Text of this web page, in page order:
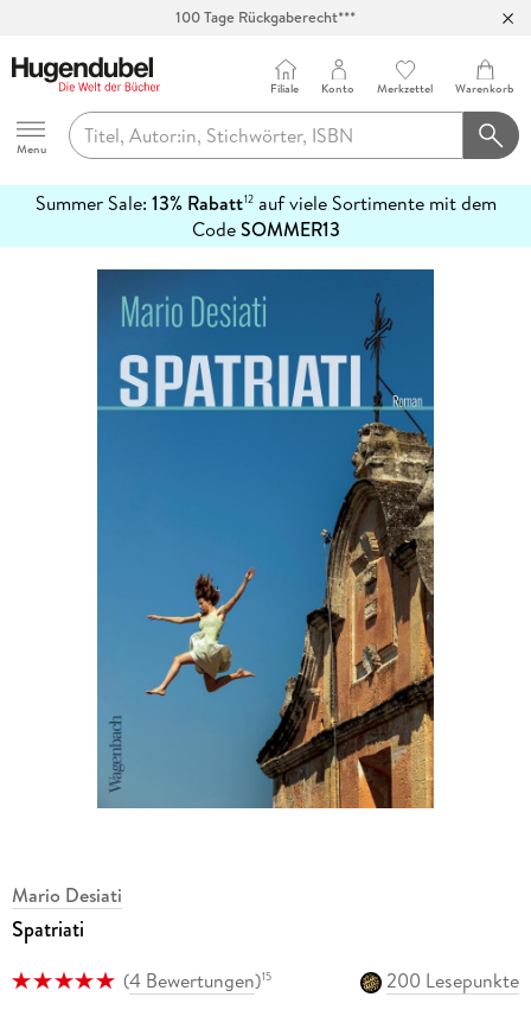
100 Tage Rückgaberecht***
Hugendubel
Menu
Filiale Konto Merkzettel Warenkorb
Summer Sale: 13% Rabatt12auf viele Sortimente mit dem
CodeSOMMER13
erfahren
Mario Desiati
Spatriati
(4 Bewertungen)15
200 Lesepunkte